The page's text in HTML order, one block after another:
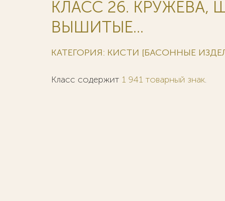
КЛАСС 26. КРУЖЕВА,
ВЫШИТЫЕ...
КАТЕГОРИЯ: КИСТИ [БАСОННЫЕ
Класс содержит 1 941 товарный знак.